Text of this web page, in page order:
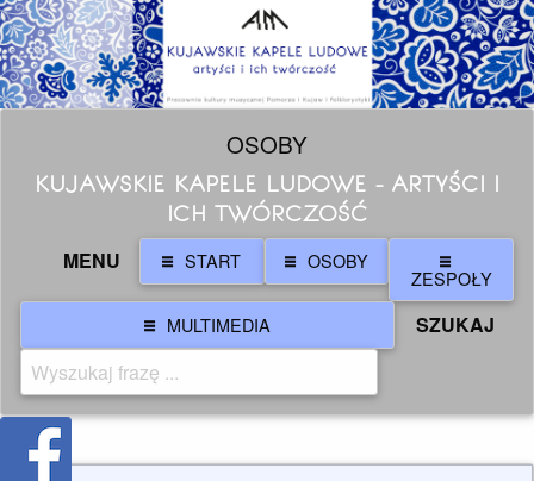
OSOBY
KUJAWSKIE KAPELE LUDOWE - ARTYŚCI I
ICH TWÓRCZOŚĆ
MENU START OSOBY
ZESPOŁY
MULTIMEDIA
SZUKAJ